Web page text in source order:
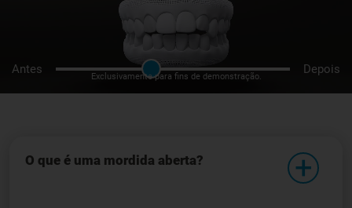
Antes Depois
Exclusivamente para fins de demonstração.
O que é uma mordida aberta?